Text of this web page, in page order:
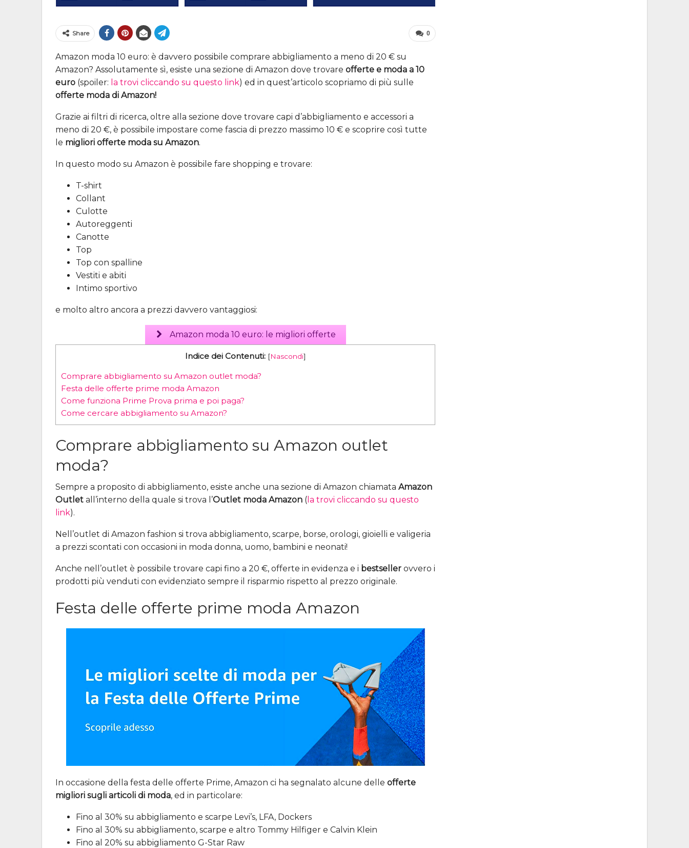
0
Share
Amazon moda 10 euro: è davvero possibile comprare abbigliamento a meno di 20 € su
Amazon? Assolutamente sì, esiste una sezione di Amazon dove trovare offerte e moda a 10
euro (spoiler: la trovi cliccando su questo link) ed in quest’articolo scopriamo di più sulle
offerte moda di Amazon!
Grazie ai filtri di ricerca, oltre alla sezione dove trovare capi d’abbigliamento e accessori a
meno di 20 €, è possibile impostare come fascia di prezzo massimo 10 € e scoprire così tutte
le migliori offerte moda su Amazon.
In questo modo su Amazon è possibile fare shopping e trovare:
T-shirt
Collant
Culotte
Autoreggenti
Canotte
Top
Top con spalline
Vestiti e abiti
Intimo sportivo
e molto altro ancora a prezzi davvero vantaggiosi:
Amazon moda 10 euro: le migliori offerte
Indice dei Contenuti: [Nascondi]
Comprare abbigliamento su Amazon outlet moda?
Festa delle offerte prime moda Amazon
Come funziona Prime Prova prima e poi paga?
Come cercare abbigliamento su Amazon?
Comprare abbigliamento su Amazon outlet
moda?
Sempre a proposito di abbigliamento, esiste anche una sezione di Amazon chiamata Amazon
Outlet all’interno della quale si trova l’Outlet moda Amazon ( la trovi cliccando su questo
link).
Nell’outlet di Amazon fashion si trova abbigliamento, scarpe, borse, orologi, gioielli e valigeria
a prezzi scontati con occasioni in moda donna, uomo, bambini e neonati!
Anche nell’outlet è possibile trovare capi fino a 20 €, offerte in evidenza e i bestseller ovvero i
prodotti più venduti con evidenziato sempre il risparmio rispetto al prezzo originale.
Festa delle offerte prime moda Amazon
In occasione della festa delle offerte Prime, Amazon ci ha segnalato alcune delle offerte
migliori sugli articoli di moda, ed in particolare:
Fino al 30% su abbigliamento e scarpe Levi’s, LFA, Dockers
Fino al 30% su abbigliamento, scarpe e altro Tommy Hilfiger e Calvin Klein
Fino al 20% su abbigliamento G-Star Raw